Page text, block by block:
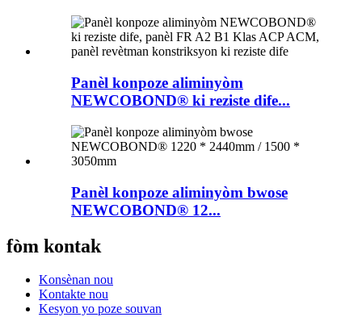
Panèl konpoze aliminyòm
NEWCOBOND® ki reziste dife...
Panèl konpoze aliminyòm bwose
NEWCOBOND® 12...
fòm kontak
Konsènan nou
Kontakte nou
Kesyon yo poze souvan